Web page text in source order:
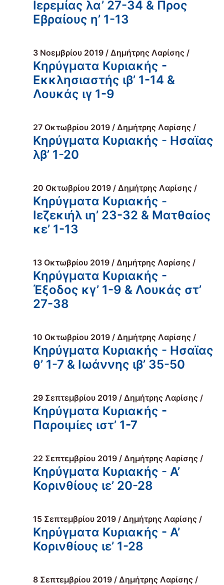
Ιερεμίας λα’ 27-34 & Προς
Εβραίους η’ 1-13
3 Νοεμβρίου 2019 / Δημήτρης Λαρίσης /
Κηρύγματα Κυριακής -
Εκκλησιαστής ιβ’ 1-14 &
Λουκάς ιγ 1-9
27 Οκτωβρίου 2019 / Δημήτρης Λαρίσης /
Κηρύγματα Κυριακής - Ησαϊας
λβ’ 1-20
20 Οκτωβρίου 2019 / Δημήτρης Λαρίσης /
Κηρύγματα Κυριακής -
Ιεζεκιήλ ιη’ 23-32 & Ματθαίος
κε’ 1-13
13 Οκτωβρίου 2019 / Δημήτρης Λαρίσης /
Κηρύγματα Κυριακής -
Έξοδος κγ’ 1-9 & Λουκάς στ’
27-38
10 Οκτωβρίου 2019 / Δημήτρης Λαρίσης /
Κηρύγματα Κυριακής - Ησαϊας
θ’ 1-7 & Ιωάννης ιβ’ 35-50
29 Σεπτεμβρίου 2019 / Δημήτρης Λαρίσης /
Κηρύγματα Κυριακής -
Παροιμίες ιστ’ 1-7
22 Σεπτεμβρίου 2019 / Δημήτρης Λαρίσης /
Κηρύγματα Κυριακής - Α’
Κορινθίους ιε’ 20-28
15 Σεπτεμβρίου 2019 / Δημήτρης Λαρίσης /
Κηρύγματα Κυριακής - Α’
Κορινθίους ιε’ 1-28
8 Σεπτεμβρίου 2019 / Δημήτρης Λαρίσης /